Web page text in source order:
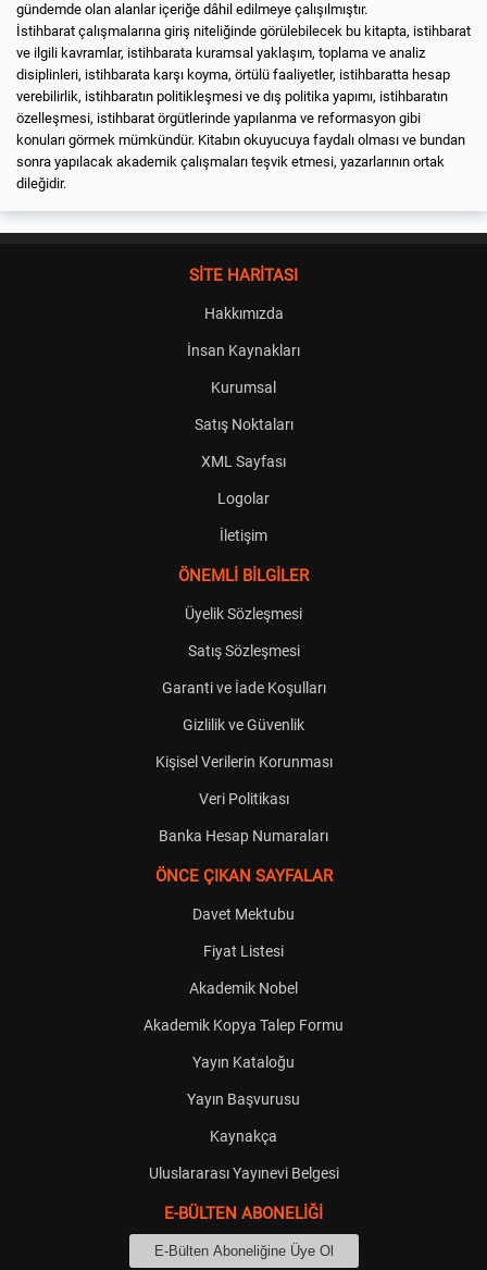
gündemde olan alanlar içeriğe dâhil edilmeye çalışılmıştır.
İstihbarat çalışmalarına giriş niteliğinde görülebilecek bu kitapta, istihbarat
ve ilgili kavramlar, istihbarata kuramsal yaklaşım, toplama ve analiz
disiplinleri, istihbarata karşı koyma, örtülü faaliyetler, istihbaratta hesap
verebilirlik, istihbaratın politikleşmesi ve dış politika yapımı, istihbaratın
özelleşmesi, istihbarat örgütlerinde yapılanma ve reformasyon gibi
konuları görmek mümkündür. Kitabın okuyucuya faydalı olması ve bundan
sonra yapılacak akademik çalışmaları teşvik etmesi, yazarlarının ortak
dileğidir.
SİTE HARİTASI
Hakkımızda
İnsan Kaynakları
Kurumsal
Satış Noktaları
XML Sayfası
Logolar
İletişim
ÖNEMLİ BİLGİLER
Üyelik Sözleşmesi
Satış Sözleşmesi
Garanti ve İade Koşulları
Gizlilik ve Güvenlik
Kişisel Verilerin Korunması
Veri Politikası
Banka Hesap Numaraları
ÖNCE ÇIKAN SAYFALAR
Davet Mektubu
Fiyat Listesi
Akademik Nobel
Akademik Kopya Talep Formu
Yayın Kataloğu
Yayın Başvurusu
Kaynakça
Uluslararası Yayınevi Belgesi
E-BÜLTEN ABONELİĞİ